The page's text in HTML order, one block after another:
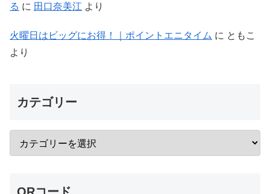
る に 田口奈美江 より
火曜日はビッグにお得！｜ポイントエニタイム に ともこ
より
カテゴリー